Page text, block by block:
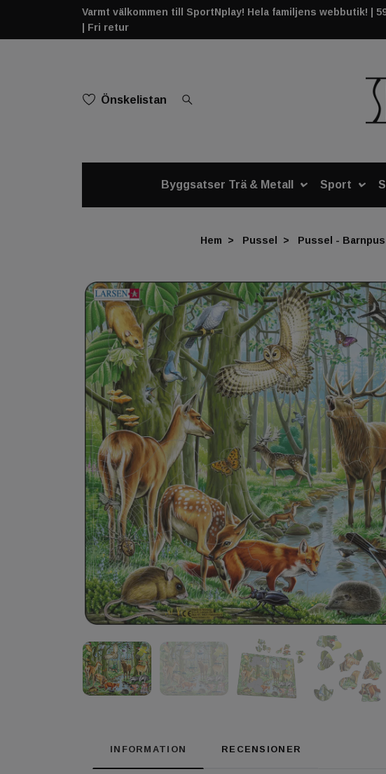
Varmt välkommen till SportNplay! Hela familjens webbutik! |
| Fri retur
Önskelistan
Byggsatser Trä & Metall Sport
Hem Pussel Pussel -
INFORMATION RECENSIONER